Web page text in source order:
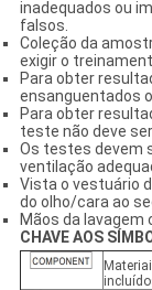
inadequados ou
falsos.
Coleção da
exigir o
Para obter
ensanguentados
Para obter
teste não deve
Os testes devem
ventilação
Vista o vestuário
do olho/cara ao
Mãos da lavagem
CHAVE AOS